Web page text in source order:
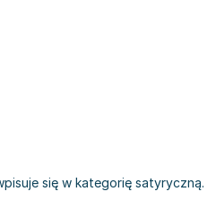
się w kategorię satyryczną.